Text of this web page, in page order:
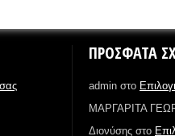
ΠΡΌΣΦΑΤΑ
admin στο
ΜΑΡΓΑΡΙΤΑ
Διονύσης στο